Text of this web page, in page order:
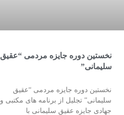
نخستین دوره جایزه مردمی “عقیق
سلیمانی”
نخستین دوره جایزه مردمی “عقیق
سلیمانی” تجلیل از برنامه های مکتبی و
جهادی جایزه عقیق سلیمانی با